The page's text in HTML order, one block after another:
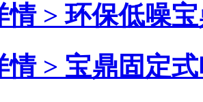
情 >环保低噪
情 > 宝鼎固定